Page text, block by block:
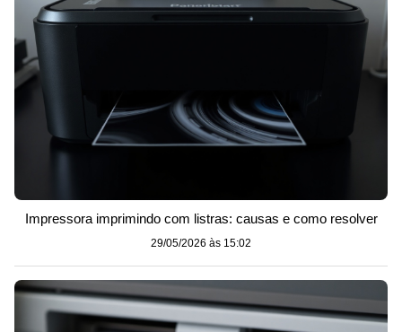
Impressora imprimindo com listras: causas e como resolver
29/05/2026 às 15:02